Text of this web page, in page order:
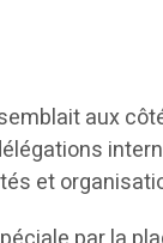
aux
et